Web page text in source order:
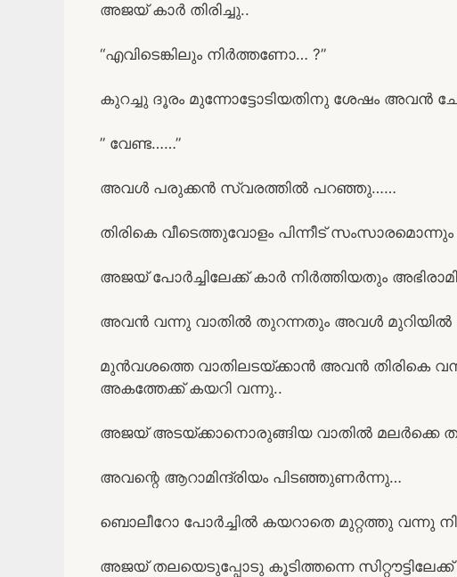
അജയ് കാർ തിരിച്ചു..
“എവിടെങ്കിലും നിർത്തണോ… ?”
കുറച്ചു ദൂരം മുന്നോട്ടോടിയതിനു ശേഷം അവൻ
” വേണ്ട……”
അവൾ പരുക്കൻ സ്വരത്തിൽ പറഞ്ഞു……
തിരികെ വീടെത്തുവോളം പിന്നീട് സംസാരമൊന്നും
അജയ് പോർച്ചിലേക്ക് കാർ നിർത്തിയതും
അവൻ വന്നു വാതിൽ തുറന്നതും അവൾ മുറിയിൽ
മുൻവശത്തെ വാതിലടയ്ക്കാൻ അവൻ തിരികെ
അകത്തേക്ക് കയറി വന്നു..
അജയ് അടയ്ക്കാനൊരുങ്ങിയ വാതിൽ മലർക്കെ
അവന്റെ ആറാമിന്ദ്രിയം പിടഞ്ഞുണർന്നു…
ബൊലീറോ പോർച്ചിൽ കയറാതെ മുറ്റത്തു വന്നു
അജയ് തലയെടുപ്പോടു കൂടിത്തന്നെ